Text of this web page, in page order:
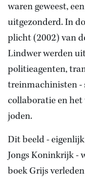
waren geweest,
uitgezonderd. In
plicht (2002) van
Lindwer werden
politieagenten,
treinmachinisten -
collaboratie en het
joden.
Dit beeld -
Jongs Koninkrijk -
boek Grijs